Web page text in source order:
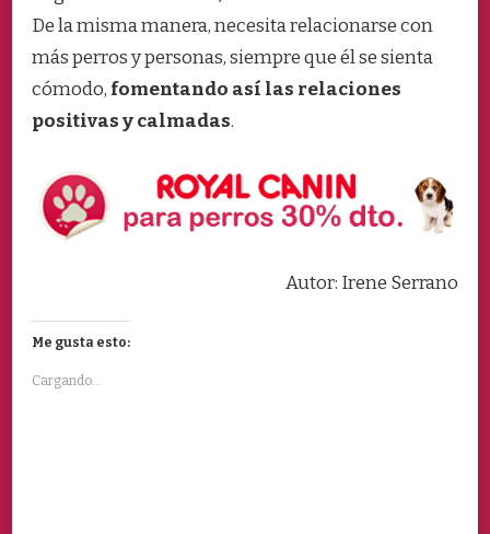
De la misma manera, necesita relacionarse con
más perros y personas, siempre que él se sienta
cómodo, fomentando así las relaciones
positivas y calmadas.
Autor: Irene Serrano
Me gusta esto:
Cargando...